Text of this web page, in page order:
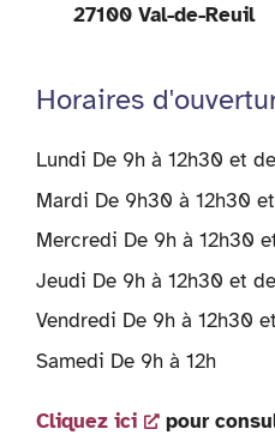
27100 Val-de-Reuil
Horaires
Lundi De 9h à 12h30 et
Mardi De 9h30 à 12h30
Mercredi De 9h à 12h30
Jeudi De 9h à 12h30 et
Vendredi De 9h à 12h30
Samedi De 9h à 12h
Cliquez ici
pour